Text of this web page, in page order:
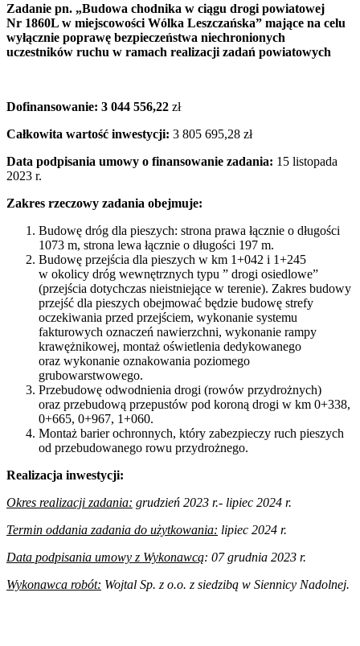
Zadanie pn. „Budowa chodnika w ciągu drogi powiatowej
Nr 1860L w miejscowości Wólka Leszczańska” mające na celu
wyłącznie poprawę bezpieczeństwa niechronionych
uczestników ruchu w ramach realizacji zadań powiatowych
Dofinansowanie: 3 044 556,22 zł
Całkowita wartość inwestycji: 3 805 695,28 zł
Data podpisania umowy o finansowanie zadania: 15 listopada
2023 r.
Zakres rzeczowy zadania obejmuje:
Budowę dróg dla pieszych: strona prawa łącznie o długości
1073 m, strona lewa łącznie o długości 197 m.
Budowę przejścia dla pieszych w km 1+042 i 1+245
w okolicy dróg wewnętrznych typu ” drogi osiedlowe”
(przejścia dotychczas nieistniejące w terenie). Zakres budowy
przejść dla pieszych obejmować będzie budowę strefy
oczekiwania przed przejściem, wykonanie systemu
fakturowych oznaczeń nawierzchni, wykonanie rampy
krawężnikowej, montaż oświetlenia dedykowanego
oraz wykonanie oznakowania poziomego
grubowarstwowego.
Przebudowę odwodnienia drogi (rowów przydrożnych)
oraz przebudową przepustów pod koroną drogi w km 0+338,
0+665, 0+967, 1+060.
Montaż barier ochronnych, który zabezpieczy ruch pieszych
od przebudowanego rowu przydrożnego.
Realizacja inwestycji:
Okres realizacji zadania: grudzień 2023 r.- lipiec 2024 r.
Termin oddania zadania do użytkowania: lipiec 2024 r.
Data podpisania umowy z Wykonawcą: 07 grudnia 2023 r.
Wykonawca robót: Wojtal Sp. z o.o. z siedzibą w Siennicy Nadolnej.